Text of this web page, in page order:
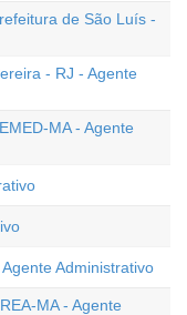
de São Luís -
- RJ - Agente
MA - Agente
Administrativo
MA - Agente